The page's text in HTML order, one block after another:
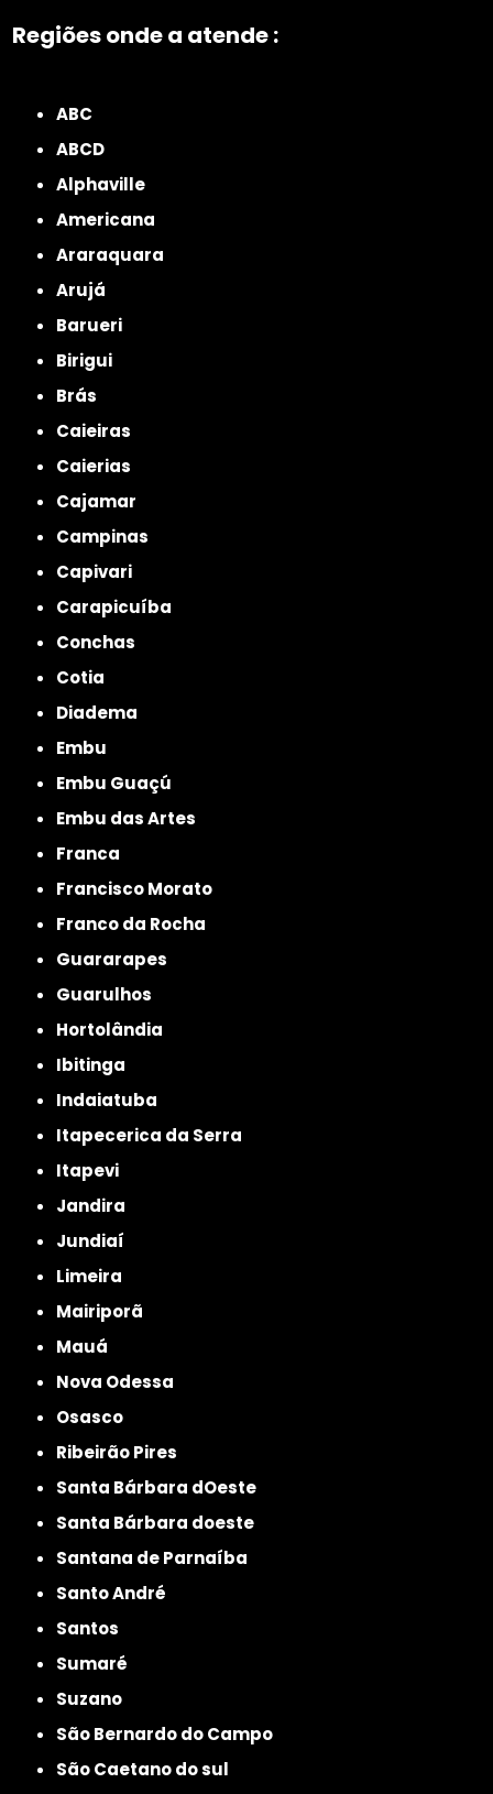
Regiões onde a atende :
ABC
ABCD
Alphaville
Americana
Araraquara
Arujá
Barueri
Birigui
Brás
Caieiras
Caierias
Cajamar
Campinas
Capivari
Carapicuíba
Conchas
Cotia
Diadema
Embu
Embu Guaçú
Embu das Artes
Franca
Francisco Morato
Franco da Rocha
Guararapes
Guarulhos
Hortolândia
Ibitinga
Indaiatuba
Itapecerica da Serra
Itapevi
Jandira
Jundiaí
Limeira
Mairiporã
Mauá
Nova Odessa
Osasco
Ribeirão Pires
Santa Bárbara dOeste
Santa Bárbara doeste
Santana de Parnaíba
Santo André
Santos
Sumaré
Suzano
São Bernardo do Campo
São Caetano do sul